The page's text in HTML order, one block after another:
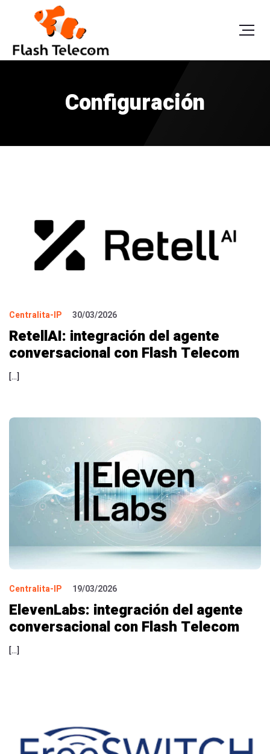
Configuración
Centralita-IP 30/03/2026
RetellAI: integración del agente
conversacional con Flash Telecom
[…]
Centralita-IP 19/03/2026
ElevenLabs: integración del agente
conversacional con Flash Telecom
[…]